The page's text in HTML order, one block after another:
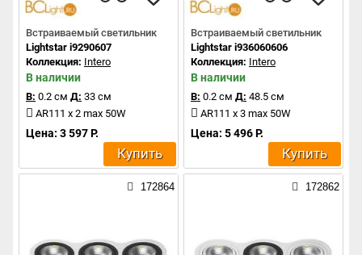
Встраиваемый светильник
Lightstar i9290607
Коллекция: Intero
В наличии
В: 0.2 см Д: 33 см
AR111 x 2 max 50W
Цена: 3 597 Р.
Купить
Встраиваемый светильник
Lightstar i936060606
Коллекция: Intero
В наличии
В: 0.2 см Д: 48.5 см
AR111 x 3 max 50W
Цена: 5 496 Р.
Купить
172864 172862